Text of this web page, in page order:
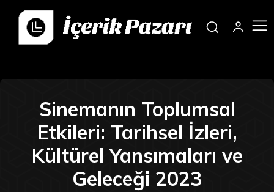
Sinemanın Toplumsal
Etkileri: Tarihsel İzleri,
Kültürel Yansımaları ve
Geleceği 2023